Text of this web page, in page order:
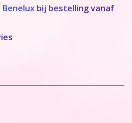
bij bestelling vanaf